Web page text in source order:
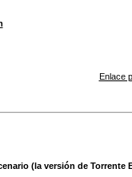
Enlace
(la versión de Torrente